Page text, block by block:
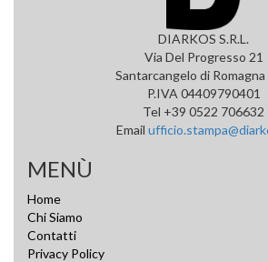
DIARKOS S.R.L.
Via Del Progresso 21
Santarcangelo di Romagna
P.IVA 04409790401
Tel +39 0522 706632
Email
MENÙ
Home
Chi Siamo
Contatti
Privacy Policy